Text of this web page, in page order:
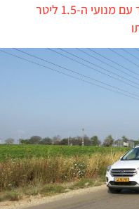
הושג פיצוי ותיקון בחינם לבעלי פורד עם מנועי ה-1.5 ליטר